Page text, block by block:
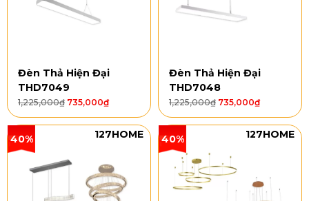
Đèn Thả Hiện Đại
THD7049
1,225,000₫ 735,000₫
Đèn Thả Hiện Đại
THD7048
1,225,000₫ 735,000₫
40% 127HOME 40% 127HOME